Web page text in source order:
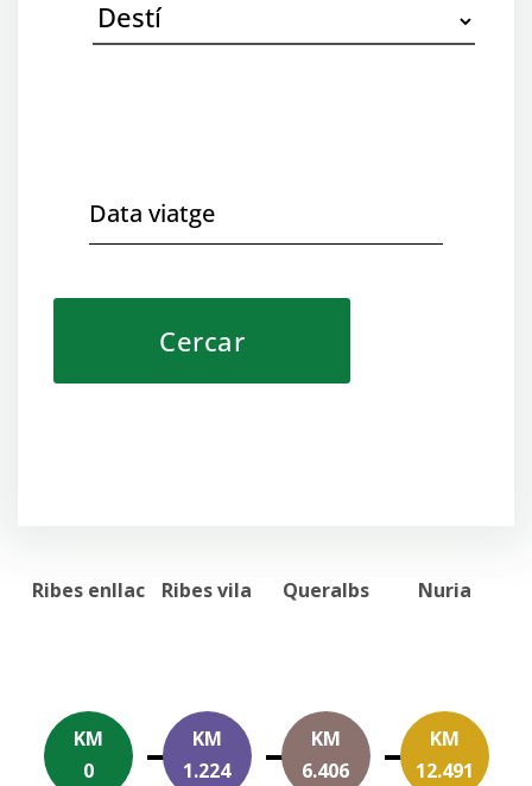
Data
Ribes enllac
KM
0
Ribes vila
KM
1.224
Queralbs
KM
6.406
Nuria
KM
12.491